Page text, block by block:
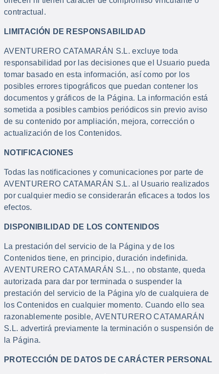
contractual.
LIMITACIÓN DE RESPONSABILIDAD
AVENTURERO CATAMARÁN S.L. excluye toda
responsabilidad por las decisiones que el Usuario pueda
tomar basado en esta información, así como por los
posibles errores tipográficos que puedan contener los
documentos y gráficos de la Página. La información está
sometida a posibles cambios periódicos sin previo aviso
de su contenido por ampliación, mejora, corrección o
actualización de los Contenidos.
NOTIFICACIONES
Todas las notificaciones y comunicaciones por parte de
AVENTURERO CATAMARÁN S.L. al Usuario realizados
por cualquier medio se considerarán eficaces a todos los
efectos.
DISPONIBILIDAD DE LOS CONTENIDOS
La prestación del servicio de la Página y de los
Contenidos tiene, en principio, duración indefinida.
AVENTURERO CATAMARÁN S.L. , no obstante, queda
autorizada para dar por terminada o suspender la
prestación del servicio de la Página y/o de cualquiera de
los Contenidos en cualquier momento. Cuando ello sea
razonablemente posible, AVENTURERO CATAMARÁN
S.L. advertirá previamente la terminación o suspensión de
la Página.
PROTECCIÓN DE DATOS DE CARÁCTER PERSONAL